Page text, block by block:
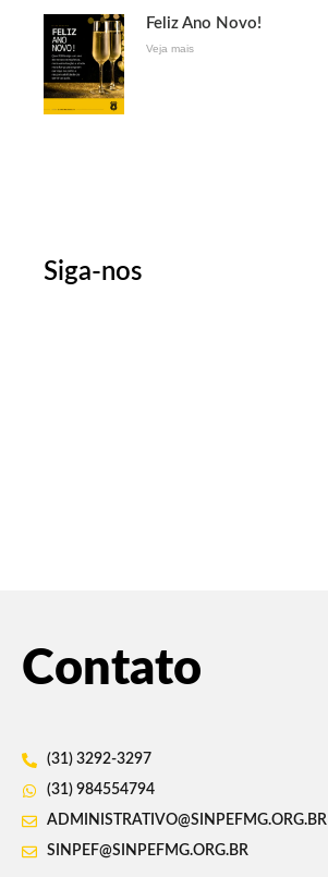
Feliz Ano Novo!
Veja mais
Siga-nos
Contato
(31) 3292-3297
(31) 984554794
ADMINISTRATIVO@SINPEFMG.ORG.BR
SINPEF@SINPEFMG.ORG.BR